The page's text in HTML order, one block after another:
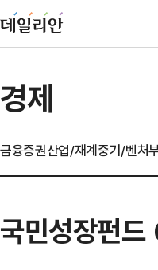
경제
금융증권산업/재계중기/벤처
국민성장펀